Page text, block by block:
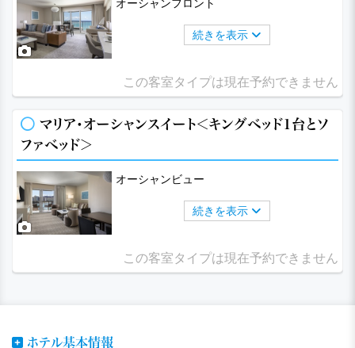
オーシャンフロント
続きを表示
この客室タイプは現在予約できません
マリア・オーシャンスイート＜キングベッド1台とソ
ファベッド＞
オーシャンビュー
続きを表示
この客室タイプは現在予約できません
ホテル基本情報